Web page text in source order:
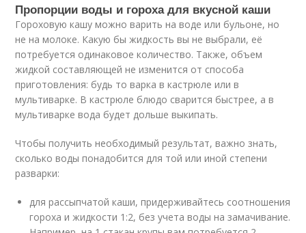
Пропорции воды и гороха для вкусной каши
Гороховую кашу можно варить на воде или бульоне, но
не на молоке. Какую бы жидкость вы не выбрали, её
потребуется одинаковое количество. Также, объем
жидкой составляющей не изменится от способа
приготовления: будь то варка в кастрюле или в
мультиварке. В кастрюле блюдо сварится быстрее, а в
мультиварке вода будет дольше выкипать.
Чтобы получить необходимый результат, важно знать,
сколько воды понадобится для той или иной степени
разварки:
для рассыпчатой каши, придерживайтесь соотношения
гороха и жидкости 1:2, без учета воды на замачивание.